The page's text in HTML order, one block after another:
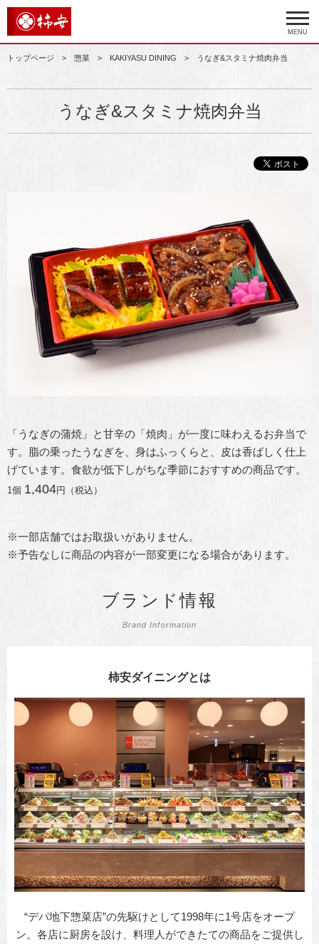
MENU
トップページ 惣菜 KAKIYASU DINING うなぎ&スタミナ焼肉弁当
うなぎ&スタミナ焼肉弁当
「うなぎの蒲焼」と甘辛の「焼肉」が一度に味わえるお弁当で
す。脂の乗ったうなぎを、身はふっくらと、皮は香ばしく仕上
げています。食欲が低下しがちな季節におすすめの商品です。
1個 1,404円（税込）
※一部店舗ではお取扱いがありません。
※予告なしに商品の内容が一部変更になる場合があります。
ブランド情報
Brand Information
柿安ダイニングとは
“デパ地下惣菜店”の先駆けとして1998年に1号店をオープ
ン。各店に厨房を設け、料理人ができたての商品をご提供し